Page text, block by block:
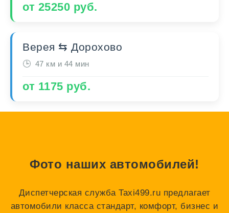
от 25250 руб.
Верея ⇆ Дорохово
47 км и 44 мин
от 1175 руб.
Фото наших автомобилей!
Диспетчерская служба Taxi499.ru предлагает
автомобили класса стандарт, комфорт, бизнес и